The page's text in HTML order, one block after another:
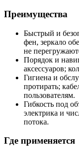
Преимущества
Быстрый и
фен, зеркало
не
Порядок и
аксессуаров;
Гигиена и
протирать;
пользователям.
Гибкость под
электрика и
потока.
Где применяется